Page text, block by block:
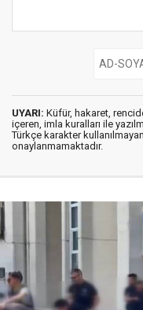
UYARI: Küfür, hakaret,
içeren, imla kuralları ile
Türkçe karakter
onaylanmamaktadır.